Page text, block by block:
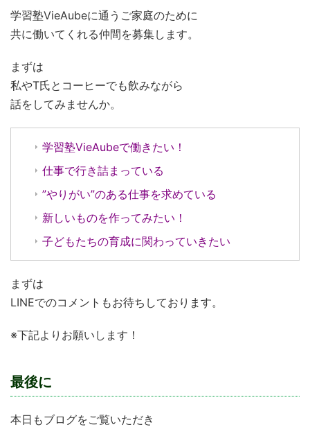
学習塾VieAubeに通うご家庭のために
共に働いてくれる仲間を募集します。
まずは
私やT氏とコーヒーでも飲みながら
話をしてみませんか。
学習塾VieAubeで働きたい！
仕事で行き詰まっている
”やりがい”のある仕事を求めている
新しいものを作ってみたい！
子どもたちの育成に関わっていきたい
まずは
LINEでのコメントもお待ちしております。
※下記よりお願いします！
最後に
本日もブログをご覧いただき